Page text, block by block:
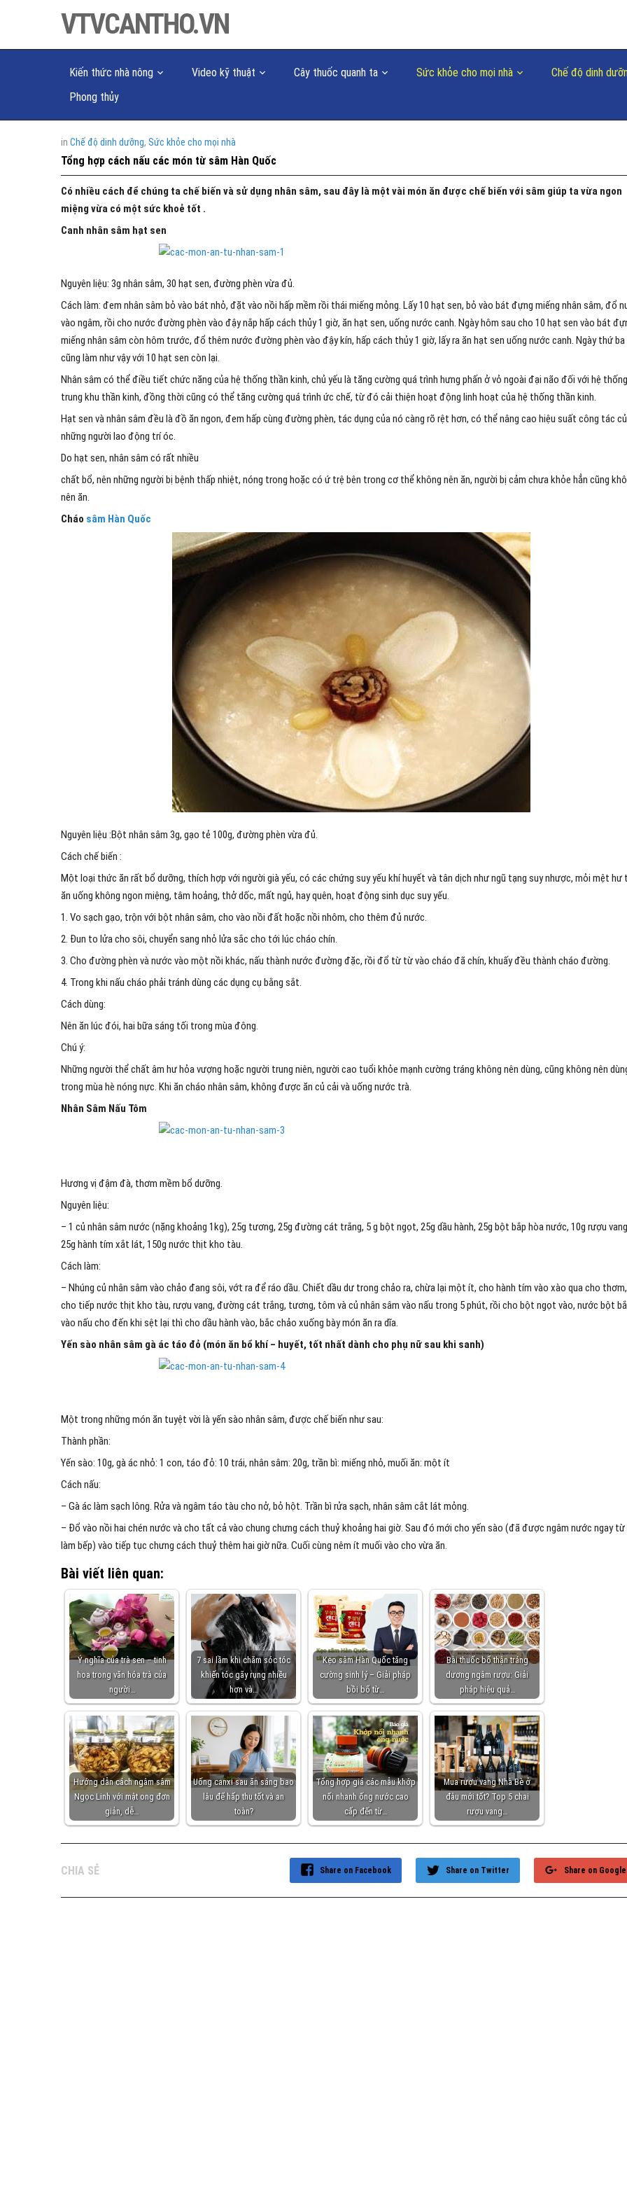
VTVCANTHO.VN
Kiến thức nhà nông Video kỹ thuật Cây thuốc quanh ta Sức khỏe cho mọi nhà
Chế độ dinh
Phong thủy
in Chế độ dinh dưỡng, Sức khỏe cho mọi nhà
Tổng hợp cách nấu các món từ sâm Hàn Quốc
Có nhiều cách để chúng ta chế biến và sử dụng nhân sâm, sau đây là một vài món ăn được chế biến với sâm giúp ta vừa ngon
miệng vừa có một sức khoẻ tốt .
Canh nhân sâm hạt sen
Nguyên liệu: 3g nhân sâm, 30 hạt sen, đường phèn vừa đủ.
Cách làm: đem nhân sâm bỏ vào bát nhỏ, đặt vào nồi hấp mềm rồi thái miếng mỏng. Lấy 10 hạt sen, bỏ vào bát đựng miếng nhân sâm, đổ
vào ngâm, rồi cho nước đường phèn vào đậy nắp hấp cách thủy 1 giờ, ăn hạt sen, uống nước canh. Ngày hôm sau cho 10 hạt sen vào bát
miếng nhân sâm còn hôm trước, đổ thêm nước đường phèn vào đậy kín, hấp cách thủy 1 giờ, lấy ra ăn hạt sen uống nước canh. Ngày thứ ba
cũng làm như vậy với 10 hạt sen còn lại.
Nhân sâm có thể điều tiết chức năng của hệ thống thần kinh, chủ yếu là tăng cường quá trình hưng phấn ở vỏ ngoài đại não đối với hệ thống
trung khu thần kinh, đồng thời cũng có thể tăng cường quá trình ức chế, từ đó cải thiện hoạt động linh hoạt của hệ thống thần kinh.
Hạt sen và nhân sâm đều là đồ ăn ngon, đem hấp cùng đường phèn, tác dụng của nó càng rõ rệt hơn, có thể nâng cao hiệu suất công tác
những người lao động trí óc.
Do hạt sen, nhân sâm có rất nhiều
chất bổ, nên những người bị bệnh thấp nhiệt, nóng trong hoặc có ứ trệ bên trong cơ thể không nên ăn, người bị cảm chưa khỏe hẳn cũng
nên ăn.
Cháo sâm Hàn Quốc
Nguyên liệu :Bột nhân sâm 3g, gạo tẻ 100g, đường phèn vừa đủ.
Cách chế biến :
Một loại thức ăn rất bổ dưỡng, thích hợp với người già yếu, có các chứng suy yếu khí huyết và tân dịch như ngũ tạng suy nhược, mỏi mệt hư
ăn uống không ngon miệng, tâm hoảng, thở dốc, mất ngủ, hay quên, hoạt động sinh dục suy yếu.
1. Vo sạch gạo, trộn với bột nhân sâm, cho vào nồi đất hoặc nồi nhôm, cho thêm đủ nước.
2. Đun to lửa cho sôi, chuyển sang nhỏ lửa sắc cho tới lúc cháo chín.
3. Cho đường phèn và nước vào một nồi khác, nấu thành nước đường đặc, rồi đổ từ từ vào cháo đã chín, khuấy đều thành cháo đường.
4. Trong khi nấu cháo phải tránh dùng các dụng cụ bằng sắt.
Cách dùng:
Nên ăn lúc đói, hai bữa sáng tối trong mùa đông.
Chú ý:
Những người thể chất âm hư hỏa vượng hoặc người trung niên, người cao tuổi khỏe mạnh cường tráng không nên dùng, cũng không nên
trong mùa hè nóng nực. Khi ăn cháo nhân sâm, không được ăn củ cải và uống nước trà.
Nhân Sâm Nấu Tôm
Hương vị đậm đà, thơm mềm bổ dưỡng.
Nguyên liệu:
– 1 củ nhân sâm nước (nặng khoảng 1kg), 25g tương, 25g đường cát trắng, 5 g bột ngọt, 25g dầu hành, 25g bột bắp hòa nước, 10g rượu
25g hành tím xắt lát, 150g nước thịt kho tàu.
Cách làm:
– Nhúng củ nhân sâm vào chảo đang sôi, vớt ra để ráo dầu. Chiết dầu dư trong chảo ra, chừa lại một ít, cho hành tím vào xào qua cho thơm,
cho tiếp nước thịt kho tàu, rượu vang, đường cát trắng, tương, tôm và củ nhân sâm vào nấu trong 5 phút, rồi cho bột ngọt vào, nước bột
vào nấu cho đến khi sệt lại thì cho dầu hành vào, bắc chảo xuống bày món ăn ra dĩa.
Yến sào nhân sâm gà ác táo đỏ (món ăn bổ khí – huyết, tốt nhất dành cho phụ nữ sau khi sanh)
Một trong những món ăn tuyệt vời là yến sào nhân sâm, được chế biến như sau:
Thành phần:
Yến sào: 10g, gà ác nhỏ: 1 con, táo đỏ: 10 trái, nhân sâm: 20g, trần bì: miếng nhỏ, muối ăn: một ít
Cách nấu:
– Gà ác làm sạch lông. Rửa và ngâm táo tàu cho nở, bỏ hột. Trần bì rửa sạch, nhân sâm cắt lát mỏng.
– Đổ vào nồi hai chén nước và cho tất cả vào chung chưng cách thuỷ khoảng hai giờ. Sau đó mới cho yến sào (đã được ngâm nước ngay từ
làm bếp) vào tiếp tục chưng cách thuỷ thêm hai giờ nữa. Cuối cùng nêm ít muối vào cho vừa ăn.
Bài viết liên quan:
Ý nghĩa của trà sen – tinh
hoa trong văn hóa trà của
người…
7 sai lầm khi chăm sóc tóc
khiến tóc gãy rụng nhiều
hơn và…
Kẹo sâm Hàn Quốc tăng
cường sinh lý – Giải pháp
bồi bổ từ…
Bài thuốc bổ thận tráng
dương ngâm rượu: Giải
pháp hiệu quả…
Hướng dẫn cách ngâm sâm
Ngọc Linh với mật ong đơn
giản, dễ…
Uống canxi sau ăn sáng bao
lâu để hấp thu tốt và an
toàn?
Tổng hợp giá các mẫu khớp
nối nhanh ống nước cao
cấp đến từ…
Mua rượu vang Nhà Bè ở
đâu mới tốt? Top 5 chai
rượu vang…
CHIA SẺ Share on
Share on Twitter
Share on Facebook